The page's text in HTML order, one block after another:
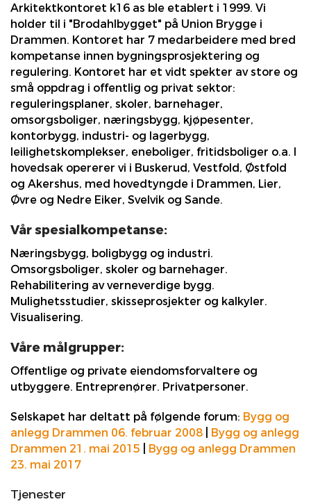
Arkitektkontoret k16 as ble etablert i 1999. Vi
holder til i "Brodahlbygget" på Union Brygge i
Drammen. Kontoret har 7 medarbeidere med bred
kompetanse innen bygningsprosjektering og
regulering. Kontoret har et vidt spekter av store og
små oppdrag i offentlig og privat sektor:
reguleringsplaner, skoler, barnehager,
omsorgsboliger, næringsbygg, kjøpesenter,
kontorbygg, industri- og lagerbygg,
leilighetskomplekser, eneboliger, fritidsboliger o.a. I
hovedsak opererer vi i Buskerud, Vestfold, Østfold
og Akershus, med hovedtyngde i Drammen, Lier,
Øvre og Nedre Eiker, Svelvik og Sande.
Vår spesialkompetanse:
Næringsbygg, boligbygg og industri.
Omsorgsboliger, skoler og barnehager.
Rehabilitering av verneverdige bygg.
Mulighetsstudier, skisseprosjekter og kalkyler.
Visualisering.
Våre målgrupper:
Offentlige og private eiendomsforvaltere og
utbyggere. Entreprenører. Privatpersoner.
Selskapet har deltatt på følgende forum: Bygg og
anlegg Drammen 06. februar 2008
Bygg og anlegg
Drammen 21. mai 2015
Bygg og anlegg Drammen
23. mai 2017
Tjenester